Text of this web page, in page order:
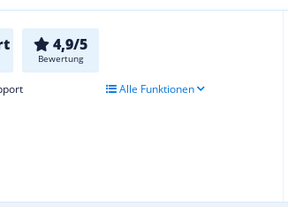
4,9/5
Bewertung
Alle Funktionen